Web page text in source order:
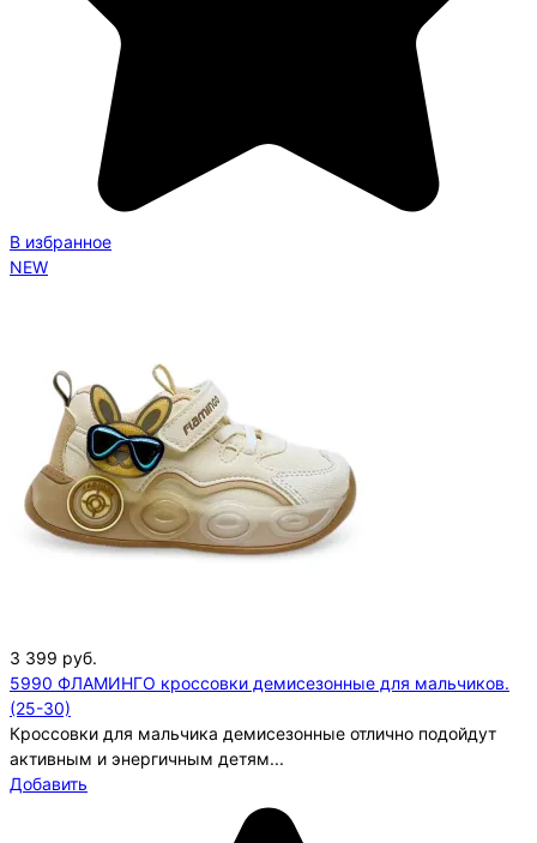
В избранное
NEW
3 399 руб.
5990 ФЛАМИНГО кроссовки демисезонные для мальчиков.
(25-30)
Кроссовки для мальчика демисезонные отлично подойдут
активным и энергичным детям...
Добавить